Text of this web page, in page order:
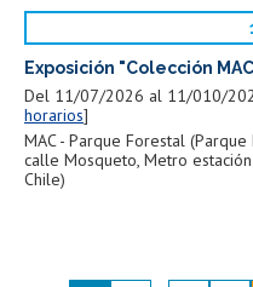
Exposición "Colección
Del 11/07/2026 al 11/010/
horarios
MAC - Parque Forestal
calle Mosqueto, Metro
Chile)